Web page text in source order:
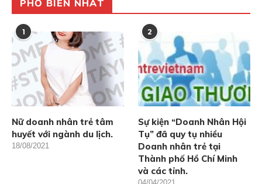
PHỔ BIẾN NHẤT
1
Nữ doanh nhân trẻ tâm
huyết với ngành du lịch.
18/08/2021
2
Sự kiện “Doanh Nhân Hội
Tụ” đã quy tụ nhiều
Doanh nhân trẻ tại
Thành phố Hồ Chí Minh
và các tỉnh.